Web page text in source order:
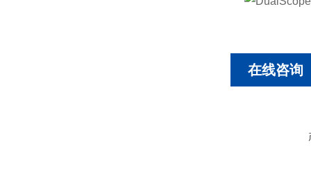
在线咨询